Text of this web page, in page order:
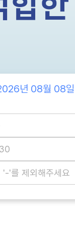
년 08월 08일